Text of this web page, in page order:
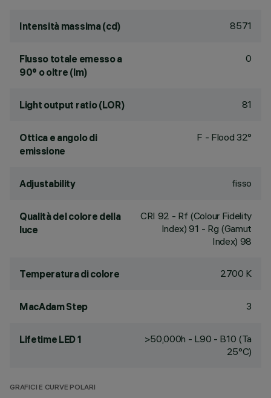
Intensità massima (cd) 8571
Flusso totale emesso a
90° o oltre (lm)
0
Light output ratio (LOR) 81
Ottica e angolo di
emissione
F - Flood 32°
Adjustability fisso
Qualità del colore della
luce
CRI 92 - Rf (Colour Fidelity
Index) 91 - Rg (Gamut
Index) 98
Temperatura di colore 2700 K
MacAdam Step 3
Lifetime LED 1
>50,000h - L90 - B10 (Ta
25°C)
GRAFICI E CURVE POLARI